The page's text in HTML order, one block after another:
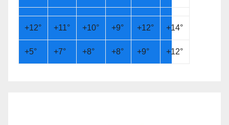
+12° +11° +10° +9° +12° +14°
+5° +7° +8° +8° +9° +12°